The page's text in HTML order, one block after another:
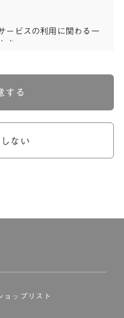
ービスの利用に関わる一
す。
関わらず、本規約の一部
ない
する
ョップリスト